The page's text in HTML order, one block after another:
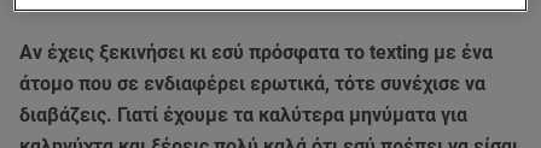
Αν έχεις ξεκινήσει κι εσύ πρόσφατα το texting με ένα
άτομο που σε ενδιαφέρει ερωτικά, τότε συνέχισε να
διαβάζεις. Γιατί έχουμε τα καλύτερα μηνύματα για